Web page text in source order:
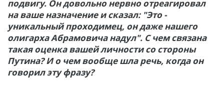
подвигу. Он довольно нервно отреагировал
на ваше назначение и сказал: "Это -
уникальный проходимец, он даже нашего
олигарха Абрамовича надул". С чем связана
такая оценка вашей личности со стороны
Путина? И о чем вообще шла речь, когда он
говорил эту фразу?